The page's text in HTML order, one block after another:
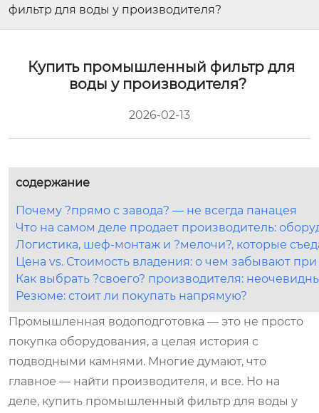
фильтр для воды у производителя?
Купить промышленный фильтр для
воды у производителя?
2026-02-13
содержание
Почему ?прямо с завода? — не всегда панацея
Что на самом деле продает производитель:
Логистика, шеф-монтаж и ?мелочи?, которые
Цена vs. Стоимость владения: о чем забывают
Как выбрать ?своего? производителя:
Резюме: стоит ли покупать напрямую?
Промышленная водоподготовка — это не просто
покупка оборудования, а целая история с
подводными камнями. Многие думают, что
главное — найти производителя, и все. Но на
деле, купить промышленный фильтр для воды у